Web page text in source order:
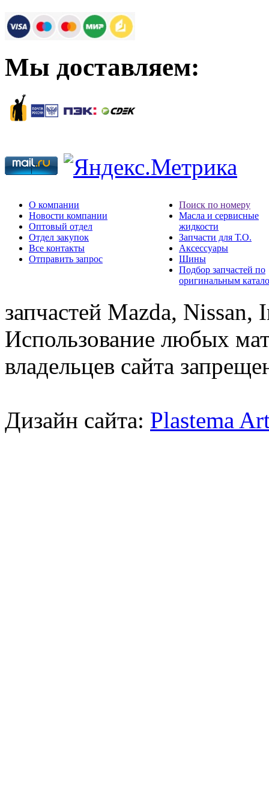
Мы доставляем:
О компании
Новости компании
Оптовый отдел
Отдел закупок
Все контакты
Отправить запрос
Поиск по номеру
Масла и сервисные
жидкости
Запчасти для Т.О.
Аксессуары
Шины
Подбор запчастей по
оригинальным
запчастей Mazda,
Использование любых
владельцев сайта
Дизайн сайта: Plastema